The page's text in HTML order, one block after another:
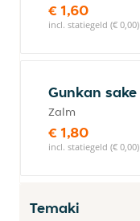
€ 1,60
incl. statiegeld (€ 0,00)
Gunkan sake
Zalm
€ 1,80
incl. statiegeld (€ 0,00)
Temaki